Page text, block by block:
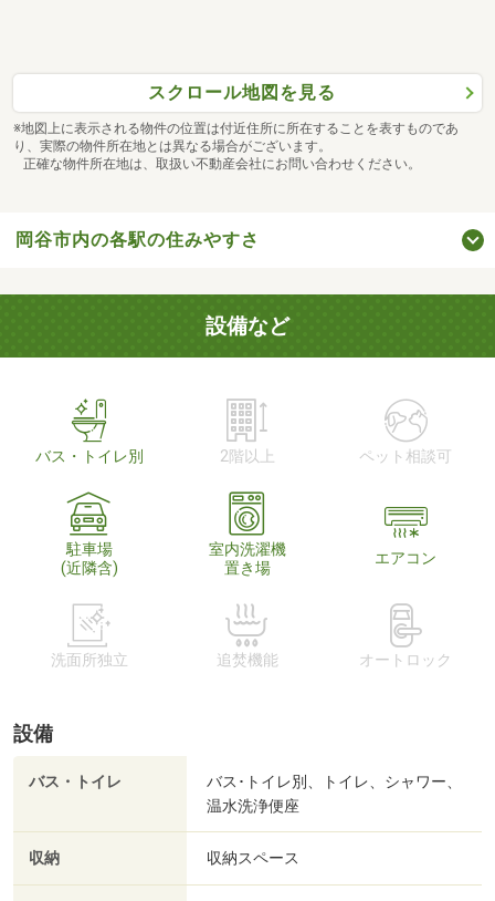
スクロール地図を見る
※地図上に表示される物件の位置は付近住所に所在することを表すものであ
り、実際の物件所在地とは異なる場合がございます。
正確な物件所在地は、取扱い不動産会社にお問い合わせください。
岡谷市内の各駅の住みやすさ
設備など
バス・トイレ別 2階以上 ペット相談可
駐車場
(近隣含)
室内洗濯機
置き場
エアコン
洗面所独立 追焚機能 オートロック
設備
バス・トイレ
バス･トイレ別、トイレ、シャワー、
温水洗浄便座
収納 収納スペース